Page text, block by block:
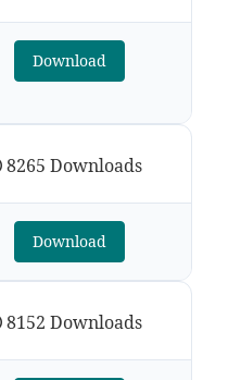
8152 Downloads
Download
8265 Downloads
Download